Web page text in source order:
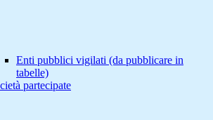
Enti pubblici vigilati (da pubblicare in
tabelle)
partecipate